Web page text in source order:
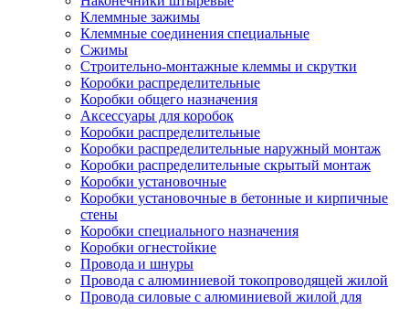
Клеммные зажимы
Клеммные соединения специальные
Сжимы
Строительно-монтажные клеммы и скрутки
Коробки распределительные
Коробки общего назначения
Аксессуары для коробок
Коробки распределительные
Коробки распределительные наружный монтаж
Коробки распределительные скрытый монтаж
Коробки установочные
Коробки установочные в бетонные и кирпичные
стены
Коробки специального назначения
Коробки огнестойкие
Провода и шнуры
Провода с алюминиевой токопроводящей жилой
Провода силовые с алюминиевой жилой для